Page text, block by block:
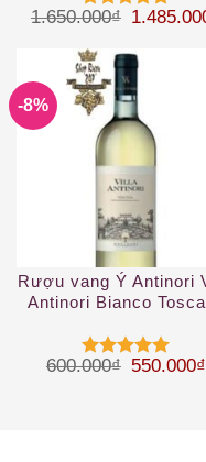
Được xếp
sao
1.650.000₫ Giá gốc
-8%
Rượu vang Ý Antinori
Antinori Bianco
Được xếp
600.000₫ Giá gốc
550.000₫